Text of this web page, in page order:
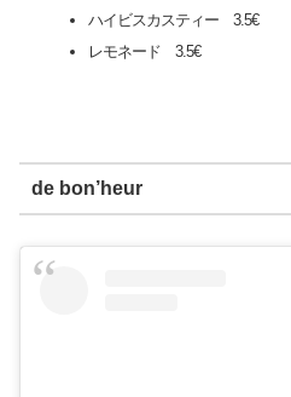
ハイビスカスティー 3.5€
レモネード 3.5€
de bon’heur